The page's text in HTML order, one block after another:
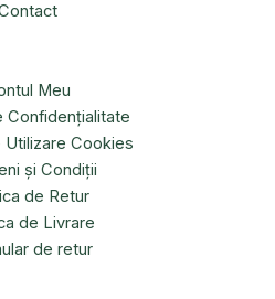
Meu
Confidențialitate
Utilizare Cookies
și Condiții
de Retur
de Livrare
de retur